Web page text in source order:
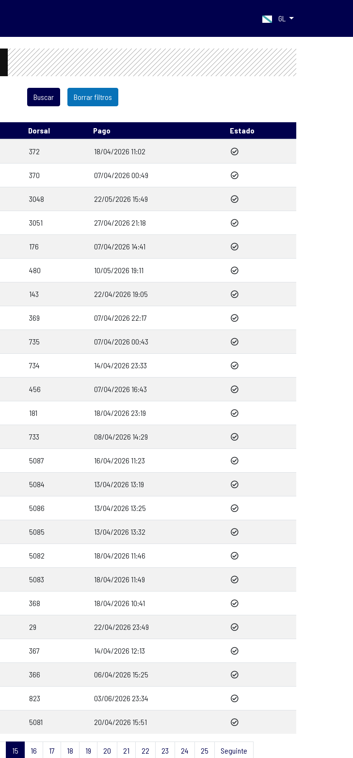
GL
Borrar filtros
Dorsal Pago Estado
372 18/04/2026 11:02
370 07/04/2026 00:49
3048 22/05/2026 15:49
3051 27/04/2026 21:18
176 07/04/2026 14:41
480 10/05/2026 19:11
143 22/04/2026 19:05
369 07/04/2026 22:17
735 07/04/2026 00:43
734 14/04/2026 23:33
456 07/04/2026 16:43
181 18/04/2026 23:19
733 08/04/2026 14:29
5087 16/04/2026 11:23
5084 13/04/2026 13:19
5086 13/04/2026 13:25
5085 13/04/2026 13:32
5082 18/04/2026 11:46
5083 18/04/2026 11:49
368 18/04/2026 10:41
29 22/04/2026 23:49
367 14/04/2026 12:13
366 06/04/2026 15:25
823 03/06/2026 23:34
5081 20/04/2026 15:51
15 16 17 18 19 20 21 22 23 24 25 Seguinte